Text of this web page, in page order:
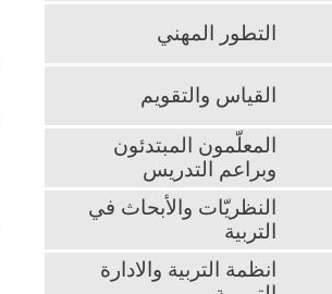
التطور المهني
القياس والتقويم
المعلّمون المبتدئون
وبراعم التدريس
النظريّات والأبحاث في
التربية
انظمة التربية والادارة